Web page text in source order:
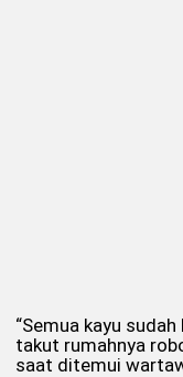
“Semua kayu
takut rumahnya
saat ditemui